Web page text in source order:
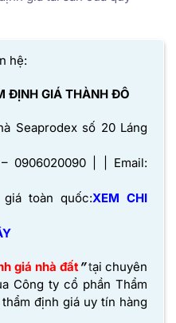
hệ:
ĐỊNH GIÁ THÀNH ĐÔ
Seaprodex số 20 Láng
0906020090 | | Email:
toàn quốc:XEM CHI
giá nhà đất” tại chuyên
Công ty cổ phần Thẩm
định giá uy tín hàng